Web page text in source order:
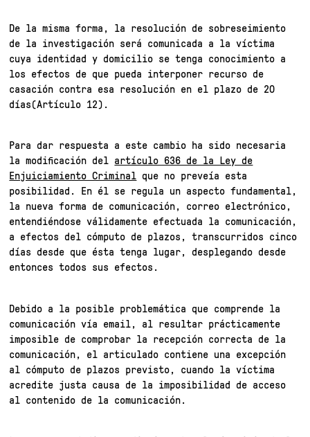
De la misma forma, la resolución de sobreseimiento
de la investigación será comunicada a la víctima
cuya identidad y domicilio se tenga conocimiento a
los efectos de que pueda interponer recurso de
casación contra esa resolución en el plazo de 20
días(Artículo 12).
Para dar respuesta a este cambio ha sido necesaria
la modificación del artículo 636 de la Ley de
Enjuiciamiento Criminal que no preveía esta
posibilidad. En él se regula un aspecto fundamental,
la nueva forma de comunicación, correo electrónico,
entendiéndose válidamente efectuada la comunicación,
a efectos del cómputo de plazos, transcurridos cinco
días desde que ésta tenga lugar, desplegando desde
entonces todos sus efectos.
Debido a la posible problemática que comprende la
comunicación vía email, al resultar prácticamente
imposible de comprobar la recepción correcta de la
comunicación, el articulado contiene una excepción
al cómputo de plazos previsto, cuando la víctima
acredite justa causa de la imposibilidad de acceso
al contenido de la comunicación.